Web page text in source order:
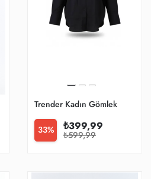
Trender Kadın Gömlek
33% ₺399,99
₺599,99